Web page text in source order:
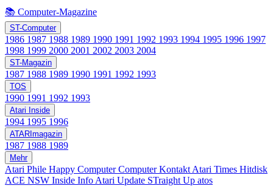
📚 Computer-Magazine
ST-Computer
1986 1987 1988 1989 1990 1991 1992 1993 1994 1995 1996 1997
1998 1999 2000 2001 2002 2003 2004
ST-Magazin
1987 1988 1989 1990 1991 1992 1993
TOS
1990 1991 1992 1993
Atari Inside
1994 1995 1996
ATARImagazin
1987 1988 1989
Mehr
Atari Phile Happy ComputerComputer Kontakt Atari Times Hitdisk
ACE NSW Inside Info Atari Update STraight Up atos